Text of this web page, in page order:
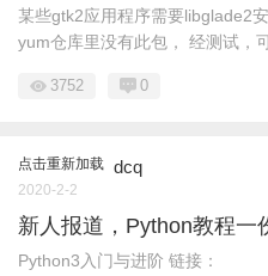
某些gtk2应用程序需要libglade2
yum仓库里没有此包， 经测试，
3752 0
点击重新加载 dcq
2020-2-2
新人报道，Python教程一
Python3入门与进阶 链接：